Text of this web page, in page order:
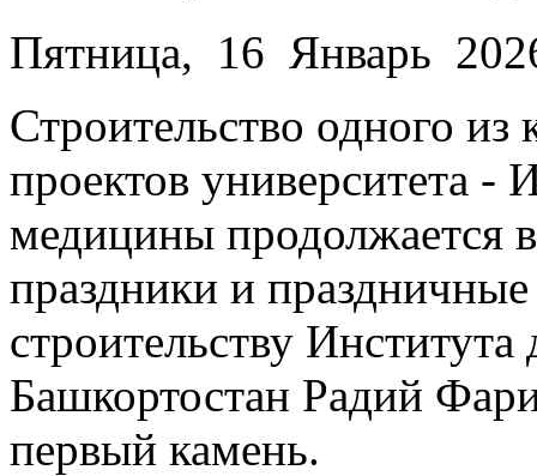
Пятница, 16 Январь
Строительство одного
проектов университета -
медицины продолжается
праздники и
строительству
Башкортостан Радий
первый камень.